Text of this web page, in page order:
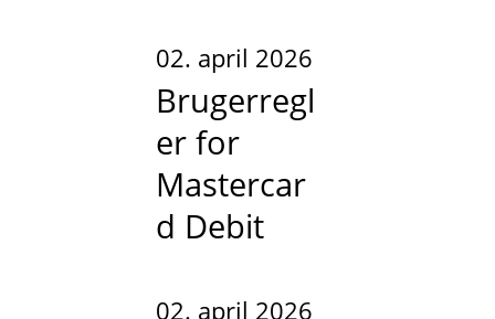
02. april 2026
Brugerregl
er for
Mastercar
d Debit
02. april 2026